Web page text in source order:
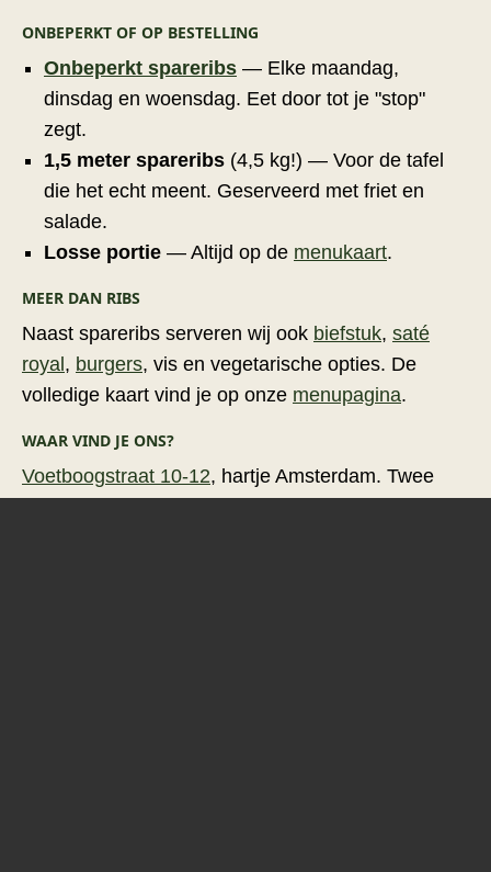
ONBEPERKT OF OP BESTELLING
Onbeperkt spareribs — Elke maandag,
dinsdag en woensdag. Eet door tot je "stop"
zegt.
1,5 meter spareribs (4,5 kg!) — Voor de tafel
die het echt meent. Geserveerd met friet en
salade.
Losse portie — Altijd op de menukaart.
MEER DAN RIBS
Naast spareribs serveren wij ook biefstuk, saté
royal , burgers, vis en vegetarische opties. De
volledige kaart vind je op onze menupagina.
WAAR VIND JE ONS?
Voetboogstraat 10-12, hartje Amsterdam. Twee